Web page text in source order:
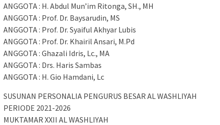
ANGGOTA : H. Abdul Mun’im Ritonga, SH., MH
ANGGOTA : Prof. Dr. Baysarudin, MS
ANGGOTA : Prof. Dr. Syaiful Akhyar Lubis
ANGGOTA : Prof. Dr. Khairil Ansari, M.Pd
ANGGOTA : Ghazali Idris, Lc., MA
ANGGOTA : Drs. Haris Sambas
ANGGOTA : H. Gio Hamdani, Lc
SUSUNAN PERSONALIA PENGURUS BESAR AL WASHLIYAH
PERIODE 2021-2026
MUKTAMAR XXII AL WASHLIYAH